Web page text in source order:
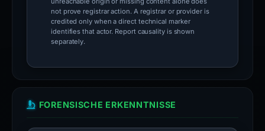
not prove registrar action. A registrar or provider is
credited only when a direct technical marker
identifies that actor. Report causality is shown
separately.
FORENSISCHE ERKENNTNISSE